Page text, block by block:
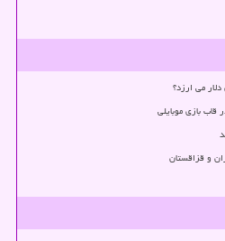
قاب بازی موبایلی
و قزاقستان